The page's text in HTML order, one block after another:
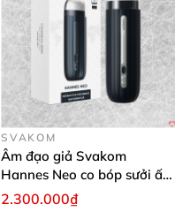
SVAKOM
Âm đạo giả Svakom
Hannes Neo co bóp sưởi ấm
app điều khiển tiện lợi
2.300.000₫